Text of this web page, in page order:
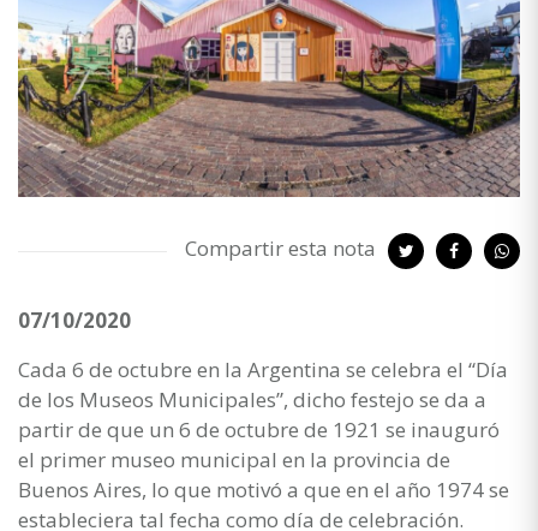
Compartir esta nota
07/10/2020
Cada 6 de octubre en la Argentina se celebra el “Día
de los Museos Municipales”, dicho festejo se da a
partir de que un 6 de octubre de 1921 se inauguró
el primer museo municipal en la provincia de
Buenos Aires, lo que motivó a que en el año 1974 se
estableciera tal fecha como día de celebración.